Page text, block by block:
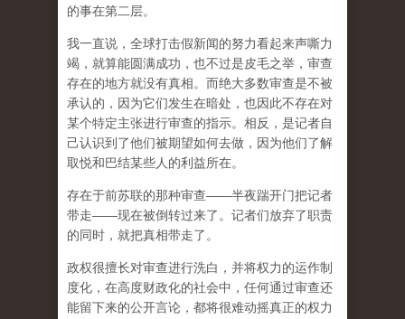
的事在第二层。
我一直说，全球打击假新闻的努力看起来声嘶力
竭，就算能圆满成功，也不过是皮毛之举，审查
存在的地方就没有真相。而绝大多数审查是不被
承认的，因为它们发生在暗处，也因此不存在对
某个特定主张进行审查的指示。相反，是记者自
己认识到了他们被期望如何去做，因为他们了解
取悦和巴结某些人的利益所在。
存在于前苏联的那种审查——半夜踹开门把记者
带走——现在被倒转过来了。记者们放弃了职责
的同时，就把真相带走了。
政权很擅长对审查进行洗白，并将权力的运作制
度化，在高度财政化的社会中，任何通过审查还
能留下来的公开言论，都将很难动摇真正的权力